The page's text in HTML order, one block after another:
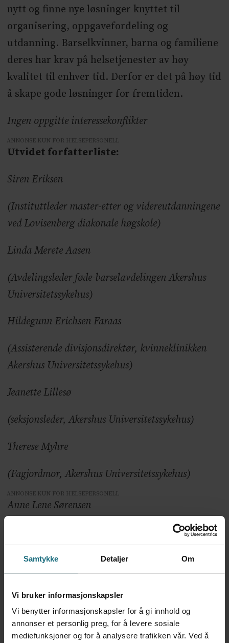
Samtykke Detaljer Om
Vi bruker informasjonskapsler
Vi benytter informasjonskapsler for å gi innhold og
annonser et personlig preg, for å levere sosiale
mediefunksjoner og for å analysere trafikken vår. Ved å
nytt og finne nye løsninger knyttet til
organisering, oppgavefordeling og
utdanning. Barselkvinner, barna og familiene
deres har krav på helsetjenester av høy
kvalitet til enhver tid. Derfor er det på høy tid
å skape gode løsninger for fremtiden.
Ingen oppgitte interessekonflikter
ANNONSE KUN FOR HELSEPERSONELL
Utvidet forfatterliste:
Siren Eriksen
(Instituttleder master-etter og videreutdanningene
ved Lovisenberg diakonale høgskole)
Linda Merete Aasen
(Avdelingsleder føde-barselavdelingen Akershus
Universitetssykehus)
Hildegunn Erichsen Faraas
(Assisterende divisjonsdirektør, kvinneklinikken
Akershus Universitetssykehus)
Jeanette Lillesø
(seksjonsleder, Akershus Universitetssykehus)
Therese Myhre
(Fagjordmor, Akershus Universitetssykehus)
ANNONSE KUN FOR HELSEPERSONELL
Anne Lene Sørensen
(Førstelektor i stab til rektor ved Lovisenberg
diakonale høgskole)
Mari Oma Ohnstad
(Førsteamanuensis og programansvarlig ved
Lovisenberg diakonale høgskole)